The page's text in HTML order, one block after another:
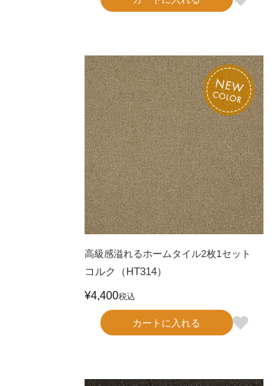
高級感溢れるホームタイル2枚1セット
コルク（HT314）
¥4,400税込
カートに入れる